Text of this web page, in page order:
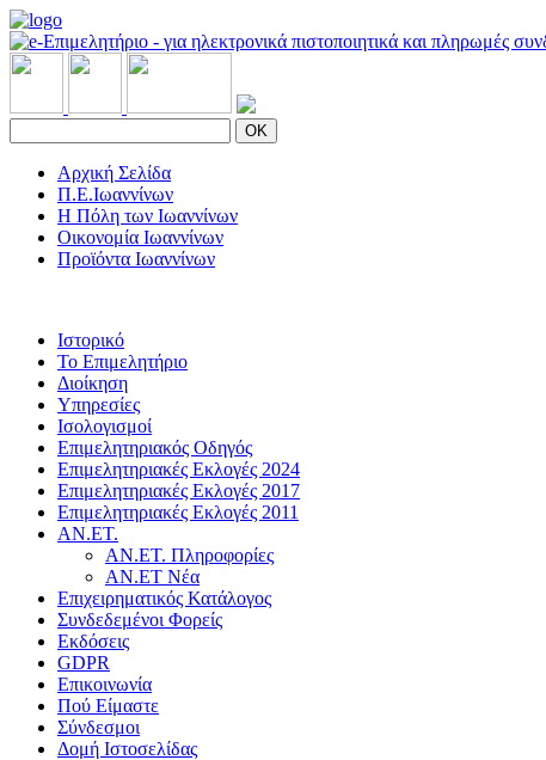
OK
Αρχική Σελίδα
Π.Ε.Ιωαννίνων
Η Πόλη των Ιωαννίνων
Οικονομία Ιωαννίνων
Προϊόντα Ιωαννίνων
Ιστορικό
Το Επιμελητήριο
Διοίκηση
Υπηρεσίες
Ισολογισμοί
Επιμελητηριακός Οδηγός
Επιμελητηριακές Εκλογές 2024
Επιμελητηριακές Εκλογές 2017
Επιμελητηριακές Εκλογές 2011
ΑΝ.ΕΤ.
ΑΝ.ΕΤ. Πληροφορίες
ΑΝ.ΕΤ Νέα
Επιχειρηματικός Κατάλογος
Συνδεδεμένοι Φορείς
Εκδόσεις
GDPR
Επικοινωνία
Πού Είμαστε
Σύνδεσμοι
Δομή Ιστοσελίδας